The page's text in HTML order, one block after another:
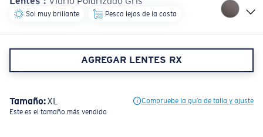
Sol muy brillante Pesca lejos de la costa
AGREGAR LENTES RX
Tamaño:XL
Compruebe la guía de talla y ajuste
Este es el tamaño más vendido